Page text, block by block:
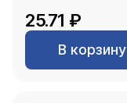
25.71 ₽
В корзину